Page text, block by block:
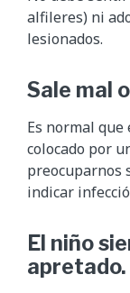
alfileres) ni
lesionados.
Sale mal
Es normal que
colocado por
preocuparnos
indicar
El niño
apretado.